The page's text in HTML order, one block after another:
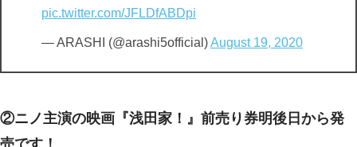
pic.twitter.com/JFLDfABDpi
— ARASHI (@arashi5official)August 19, 2020
②ニノ主演の映画『浅田家！』前売り券明後日から発
売です！